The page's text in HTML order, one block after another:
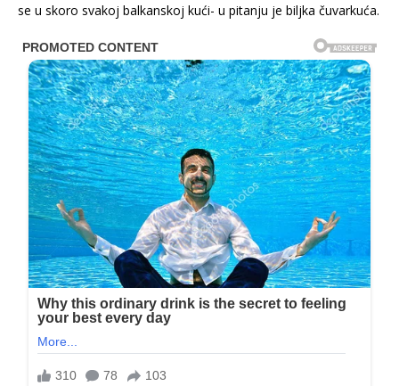
se u skoro svakoj balkanskoj kući- u pitanju je biljka čuvarkuća.